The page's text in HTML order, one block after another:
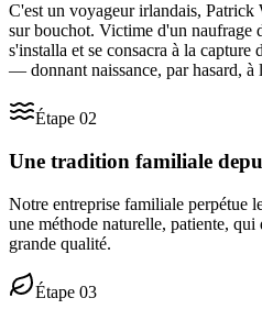
C'est un voyageur irlandais,
sur bouchot. Victime d'un
s'installa et se consacra à la
— donnant naissance, par hasard, à
Étape 02
Une tradition familiale
Notre entreprise familiale perpétue
une méthode naturelle, patiente,
grande qualité.
Étape 03